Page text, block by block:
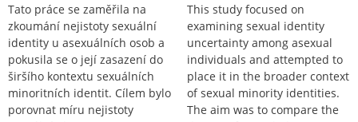
Tato práce se zaměřila na
zkoumání nejistoty sexuální
identity u asexuálních osob a
pokusila se o její zasazení do
širšího kontextu sexuálních
minoritních identit. Cílem bylo
porovnat míru nejistoty
This study focused on
examining sexual identity
uncertainty among asexual
individuals and attempted to
place it in the broader context
of sexual minority identities.
The aim was to compare the